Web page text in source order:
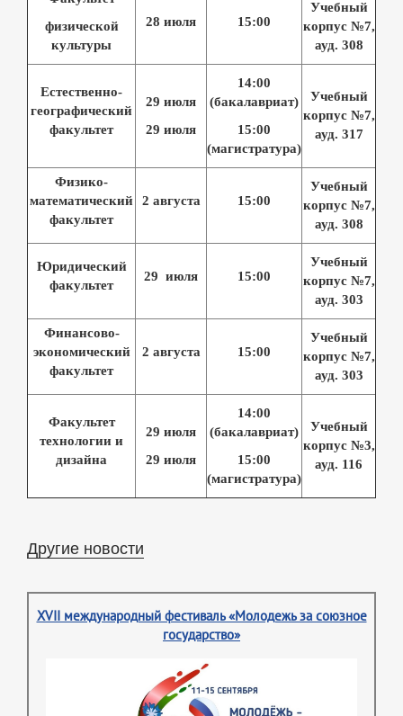
физической
культуры
28 июля 15:00
Учебный
корпус №7,
ауд. 308
Естественно-
географический
факультет
29 июля
29 июля
14:00
(бакалавриат)
15:00
(магистратура)
Учебный
корпус №7,
ауд. 317
Физико-
математический
факультет
2 августа 15:00
Учебный
корпус №7,
ауд. 308
Юридический
факультет
29 июля 15:00
Учебный
корпус №7,
ауд. 303
Финансово-
экономический
факультет
2 августа 15:00
Учебный
корпус №7,
ауд. 303
Факультет
технологии и
дизайна
29 июля
29 июля
14:00
(бакалавриат)
15:00
(магистратура)
Учебный
корпус №3,
ауд. 116
Другие новости
XVII международный фестиваль «Молодежь за союзное
государство»